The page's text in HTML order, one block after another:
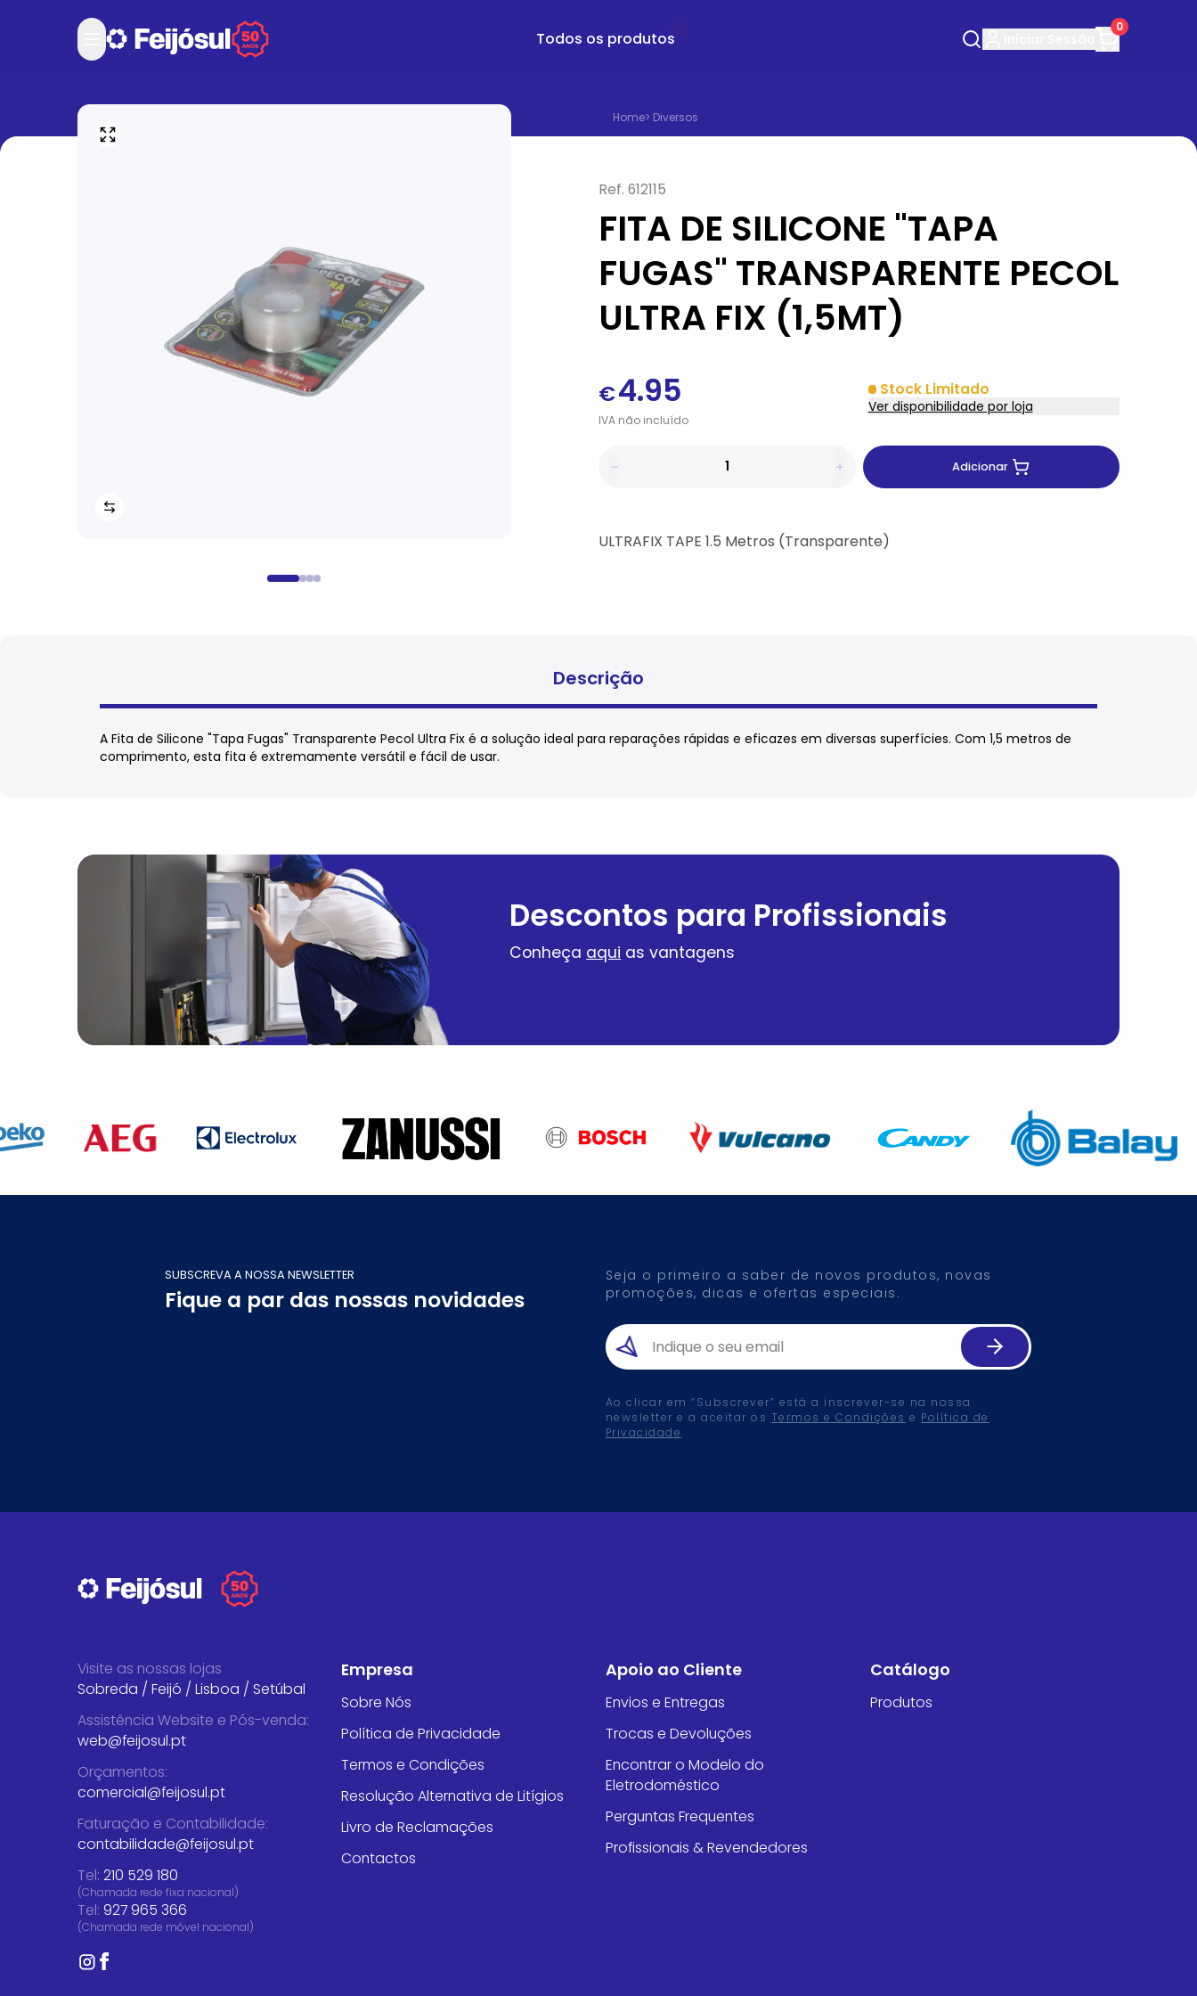
Todos os produtos
0
Home> Diversos
Ref. 612115
FITA DE SILICONE "TAPA
FUGAS" TRANSPARENTE PECOL
ULTRA FIX (1,5MT)
€4.95
IVAnãoincluído
Stock Limitado
Ver disponibilidade por loja
Adicionar
ULTRAFIX TAPE 1.5 Metros (Transparente)
Descrição
A Fita de Silicone "Tapa Fugas" Transparente Pecol Ultra Fix é a solução ideal para reparações rápidas e eficazes em diversas superfícies. Com 1,5 metros de
comprimento, esta fita é extremamente versátil e fácil de usar.
Descontos para Profissionais
Conheça aqui as vantagens
SUBSCREVA A NOSSA NEWSLETTER
Fique a par das nossas novidades
Seja o primeiro a saber de novos produtos, novas
promoções, dicas e ofertas especiais.
Ao clicar em “Subscrever” está a inscrever-se na nossa
newsletter e a aceitar os Termos e Condições e Política de
Privacidade.
Visite as nossas lojas
Sobreda / Feijó / Lisboa / Setúbal
Assistência Website e Pós-venda:
web@feijosul.pt
Orçamentos:
comercial@feijosul.pt
Faturação e Contabilidade:
contabilidade@feijosul.pt
Tel: 210 529 180
(Chamada rede fixa nacional)
Tel: 927 965 366
(Chamada rede móvel nacional)
Empresa
Sobre Nós
Política de Privacidade
Termos e Condições
Resolução Alternativa de Litígios
Livro de Reclamações
Contactos
Apoio ao Cliente
Envios e Entregas
Trocas e Devoluções
Encontrar o Modelo do
Eletrodoméstico
Perguntas Frequentes
Profissionais & Revendedores
Catálogo
Produtos